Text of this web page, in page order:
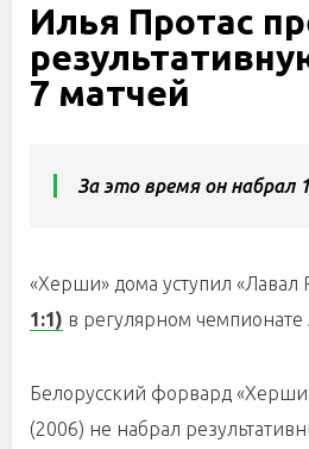
Илья Протас
7 матчей
За это время он набрал
«Херши» дома уступил «Лавал
1:1) в регулярном
Белорусский форвард
(2006) не набрал